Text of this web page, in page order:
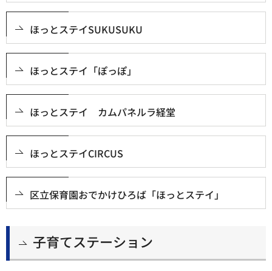
ほっとステイSUKUSUKU
ほっとステイ「ぽっぽ」
ほっとステイ カムパネルラ経堂
ほっとステイCIRCUS
区立保育園おでかけひろば「ほっとステイ」
子育てステーション